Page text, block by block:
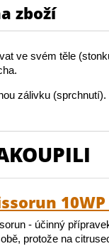
zboží
ve svém těle
zálivku (sprchnutí).
- účinný
protože na